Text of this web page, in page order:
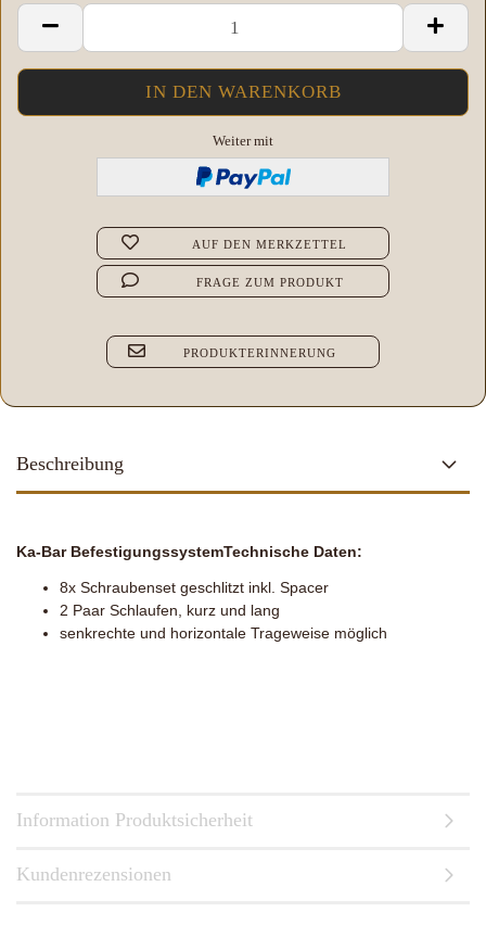
Weiter mit
AUF DEN MERKZETTEL
FRAGE ZUM PRODUKT
PRODUKTERINNERUNG
Beschreibung
Ka-Bar BefestigungssystemTechnische Daten:
8x Schraubenset geschlitzt inkl. Spacer
2 Paar Schlaufen, kurz und lang
senkrechte und horizontale Trageweise möglich
Information Produktsicherheit
Kundenrezensionen